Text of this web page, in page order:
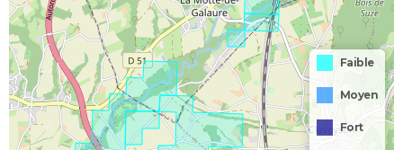
Faible
Moyen
Fort